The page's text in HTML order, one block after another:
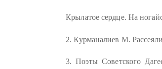
Крылатое сердце. На
2. Курманалиев М.
3. Поэты Советского